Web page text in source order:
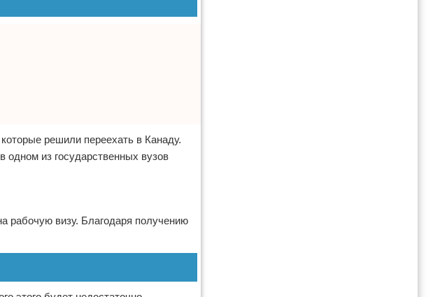
решили переехать в Канаду.
одном из государственных вузов
рабочую визу. Благодаря получению